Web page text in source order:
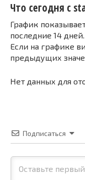
Что сегодня с
График
последние 14 дней.
Если на графике
предыдущих
Нет данных для
Подписаться